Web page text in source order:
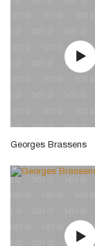
Georges Brassens